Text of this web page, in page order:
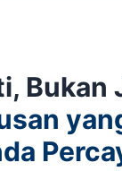
Bukan